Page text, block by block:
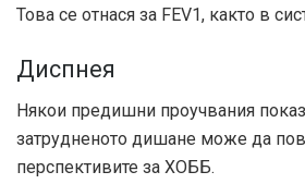
Това се отнася за FEV1, както в
Диспнея
Някои предишни проучвания
затрудненото дишане може да
перспективите за ХОББ.